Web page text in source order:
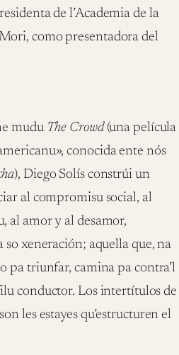
de l’Academia de la
como presentadora del
mudu The Crowd(una película
conocida ente nós
), Diego Solís constrúi un
al compromisu social, al
al amor y al desamor,
so xeneración; aquella que, na
pa triunfar, camina pa contra’l
conductor. Los intertítulos de
les estayes qu’estructuren el